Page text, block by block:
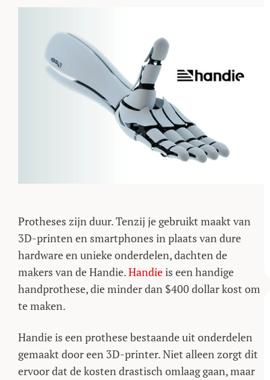
Protheses zijn duur. Tenzij je gebruikt maakt van
3D-printen en smartphones in plaats van dure
hardware en unieke onderdelen, dachten de
makers van de Handie.Handieis een handige
handprothese, die minder dan $400 dollar kost om
te maken.
Handie is een prothese bestaande uit onderdelen
gemaakt door een 3D-printer. Niet alleen zorgt dit
ervoor dat de kosten drastisch omlaag gaan, maar